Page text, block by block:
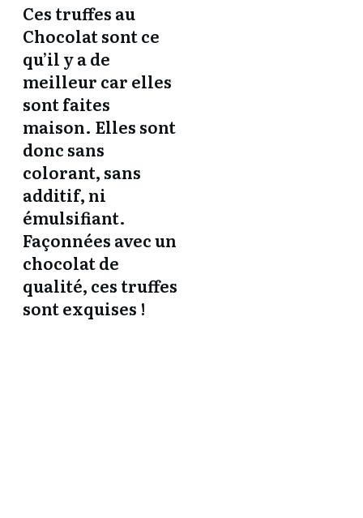
Ces truffes au
Chocolat sont ce
qu’il y a de
meilleur car elles
sont faites
maison. Elles sont
donc sans
colorant, sans
additif, ni
émulsifiant.
Façonnées avec un
chocolat de
qualité, ces truffes
sont exquises !